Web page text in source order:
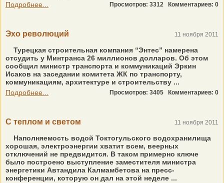
Подробнее...
Просмотров: 3312 Комментариев: 0
Эхо революций 11 ноября 2011
Турецкая строительная компания “Энтес” намерена
отсудить у Мин­транса 26 миллионов долларов. Об этом
сообщил министр транспорта и коммуникаций Эркин
Исаков на заседании комитета ЖК по транспорту,
коммуникациям, архитектуре и строительству ...
Подробнее...
Просмотров: 3405 Комментариев: 0
С теплом и светом 11 ноября 2011
Наполняемость водой Токтогульского водохранилища
хорошая, электроэнергии хватит всем, веерных
отключений не предвидится. В таком примерно ключе
было построено выступление заместителя министра
энергетики Автандила Калмамбетова на пресс-
конференции, которую он дал на этой неделе ...